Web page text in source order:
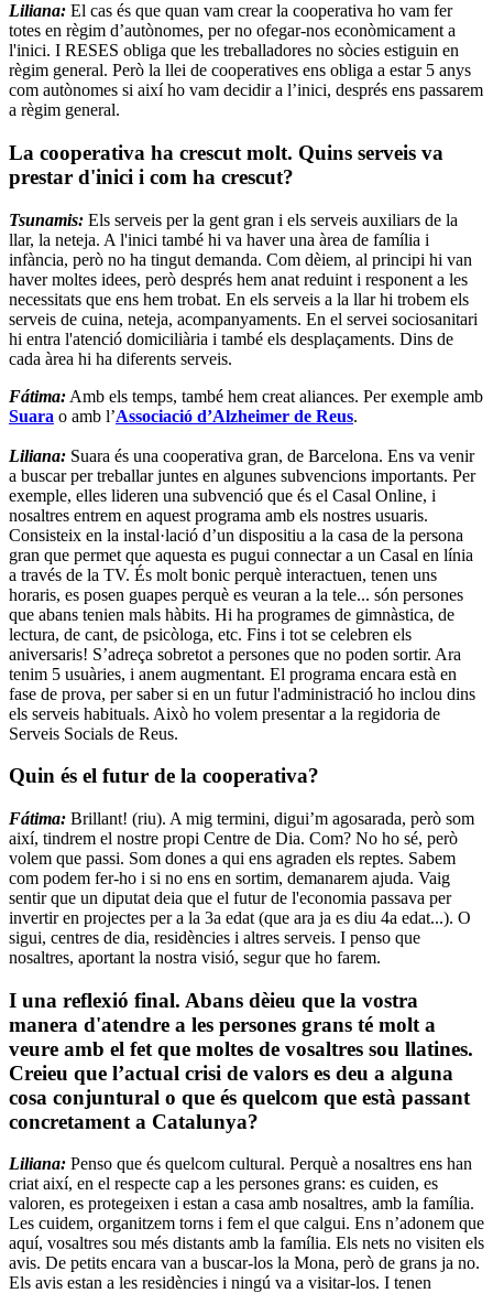
Liliana: El cas és que quan vam crear la cooperativa ho vam fer
totes en règim d’autònomes, per no ofegar-nos econòmicament a
l'inici. I RESES obliga que les treballadores no sòcies estiguin en
règim general. Però la llei de cooperatives ens obliga a estar 5 anys
com autònomes si així ho vam decidir a l’inici, després ens passarem
a règim general.
La cooperativa ha crescut molt. Quins serveis va
prestar d'inici i com ha crescut?
Tsunamis: Els serveis per la gent gran i els serveis auxiliars de la
llar, la neteja. A l'inici també hi va haver una àrea de família i
infància, però no ha tingut demanda. Com dèiem, al principi hi van
haver moltes idees, però després hem anat reduint i responent a les
necessitats que ens hem trobat. En els serveis a la llar hi trobem els
serveis de cuina, neteja, acompanyaments. En el servei sociosanitari
hi entra l'atenció domiciliària i també els desplaçaments. Dins de
cada àrea hi ha diferents serveis.
Fátima: Amb els temps, també hem creat aliances. Per exemple amb
Suara o amb l’Associació d’Alzheimer de Reus.
Liliana: Suara és una cooperativa gran, de Barcelona. Ens va venir
a buscar per treballar juntes en algunes subvencions importants. Per
exemple, elles lideren una subvenció que és el Casal Online, i
nosaltres entrem en aquest programa amb els nostres usuaris.
Consisteix en la instal·lació d’un dispositiu a la casa de la persona
gran que permet que aquesta es pugui connectar a un Casal en línia
a través de la TV. És molt bonic perquè interactuen, tenen uns
horaris, es posen guapes perquè es veuran a la tele... són persones
que abans tenien mals hàbits. Hi ha programes de gimnàstica, de
lectura, de cant, de psicòloga, etc. Fins i tot se celebren els
aniversaris! S’adreça sobretot a persones que no poden sortir. Ara
tenim 5 usuàries, i anem augmentant. El programa encara està en
fase de prova, per saber si en un futur l'administració ho inclou dins
els serveis habituals. Això ho volem presentar a la regidoria de
Serveis Socials de Reus.
Quin és el futur de la cooperativa?
Fátima: Brillant! (riu). A mig termini, digui’m agosarada, però som
així, tindrem el nostre propi Centre de Dia. Com? No ho sé, però
volem que passi. Som dones a qui ens agraden els reptes. Sabem
com podem fer-ho i si no ens en sortim, demanarem ajuda. Vaig
sentir que un diputat deia que el futur de l'economia passava per
invertir en projectes per a la 3a edat (que ara ja es diu 4a edat...). O
sigui, centres de dia, residències i altres serveis. I penso que
nosaltres, aportant la nostra visió, segur que ho farem.
I una reflexió final. Abans dèieu que la vostra
manera d'atendre a les persones grans té molt a
veure amb el fet que moltes de vosaltres sou llatines.
Creieu que l’actual crisi de valors es deu a alguna
cosa conjuntural o que és quelcom que està passant
concretament a Catalunya?
Liliana: Penso que és quelcom cultural. Perquè a nosaltres ens han
criat així, en el respecte cap a les persones grans: es cuiden, es
valoren, es protegeixen i estan a casa amb nosaltres, amb la família.
Les cuidem, organitzem torns i fem el que calgui. Ens n’adonem que
aquí, vosaltres sou més distants amb la família. Els nets no visiten els
avis. De petits encara van a buscar-los la Mona, però de grans ja no.
Els avis estan a les residències i ningú va a visitar-los. I tenen